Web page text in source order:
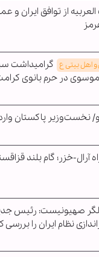
العربیه از توافق ایران و
و اهل بیتی ع گرامیداشت
در حرم بانوی
نخست‌وزیر پاکستان
آرال-خزر؛ گام بلند
صهیونیست: رئیس
نظام ایران را بررسی